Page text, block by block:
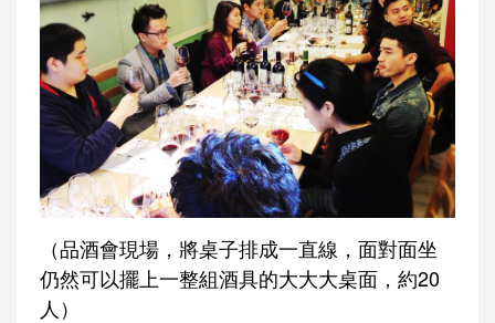
（品酒會現場，將桌子排成一直線，面對面坐
仍然可以擺上一整組酒具的大大大桌面，約20
人）